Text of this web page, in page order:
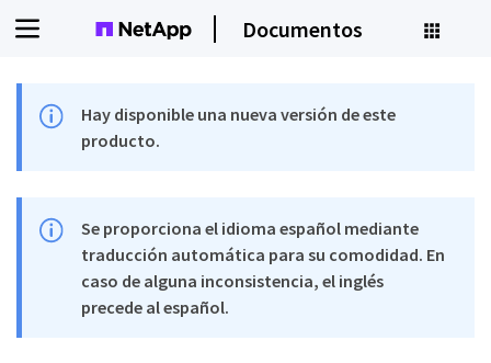
Documentos
Hay disponible una nueva versión de este
producto.
Se proporciona el idioma español mediante
traducción automática para su comodidad. En
caso de alguna inconsistencia, el inglés
precede al español.